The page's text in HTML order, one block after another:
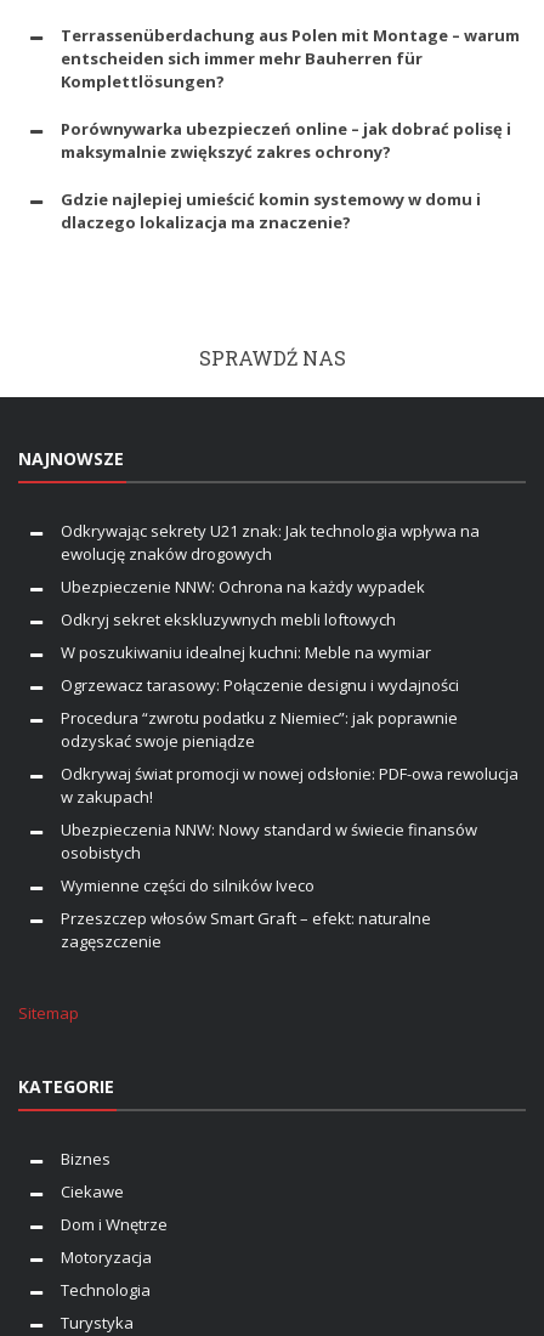
Terrassenüberdachung aus Polen mit Montage – warum
entscheiden sich immer mehr Bauherren für
Komplettlösungen?
Porównywarka ubezpieczeń online – jak dobrać polisę i
maksymalnie zwiększyć zakres ochrony?
Gdzie najlepiej umieścić komin systemowy w domu i
dlaczego lokalizacja ma znaczenie?
SPRAWDŹ NAS
NAJNOWSZE
Odkrywając sekrety U21 znak: Jak technologia wpływa na
ewolucję znaków drogowych
Ubezpieczenie NNW: Ochrona na każdy wypadek
Odkryj sekret ekskluzywnych mebli loftowych
W poszukiwaniu idealnej kuchni: Meble na wymiar
Ogrzewacz tarasowy: Połączenie designu i wydajności
Procedura “zwrotu podatku z Niemiec”: jak poprawnie
odzyskać swoje pieniądze
Odkrywaj świat promocji w nowej odsłonie: PDF-owa rewolucja
w zakupach!
Ubezpieczenia NNW: Nowy standard w świecie finansów
osobistych
Wymienne części do silników Iveco
Przeszczep włosów Smart Graft – efekt: naturalne
zagęszczenie
Sitemap
KATEGORIE
Biznes
Ciekawe
Dom i Wnętrze
Motoryzacja
Technologia
Turystyka